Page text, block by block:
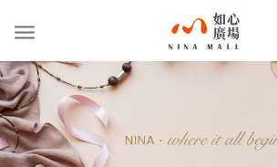
NINA
MALL